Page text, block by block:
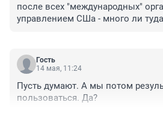
после всех "международных"
управлением СШа - много ли
Гость
14 мая, 11:24
Пусть думают. А мы потом
пользоваться. Да?